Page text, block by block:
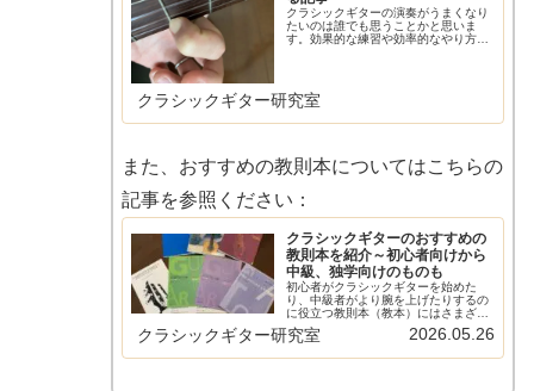
クラシックギターの演奏がうまくなり
たいのは誰でも思うことかと思いま
す。効果的な練習や効率的なやり方、
クラシックギター研究室
また、おすすめの教則本についてはこちらの
記事を参照ください：
クラシックギターのおすすめの
教則本を紹介～初心者向けから
中級、独学向けのものも
初心者がクラシックギターを始めた
り、中級者がより腕を上げたりするの
に役立つ教則本（教本）にはさまざま
なものが存在しています。スポーツと
同じく、ギターを弾くにも基礎力が必
クラシックギター研究室 2026.05.26